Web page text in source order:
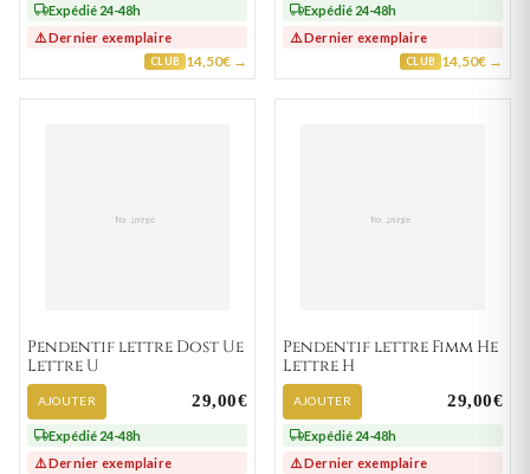
Expédié 24-48h
⚠️ Dernier exemplaire
CLUB 14,50€ →
Expédié 24-48h
⚠️ Dernier exemplaire
CLUB 14,50€ →
Pendentif lettre Dost Ue
Lettre U
AJOUTER 29,00€
Expédié 24-48h
⚠️ Dernier exemplaire
Pendentif lettre Fimm He
Lettre H
AJOUTER 29,00€
Expédié 24-48h
⚠️ Dernier exemplaire